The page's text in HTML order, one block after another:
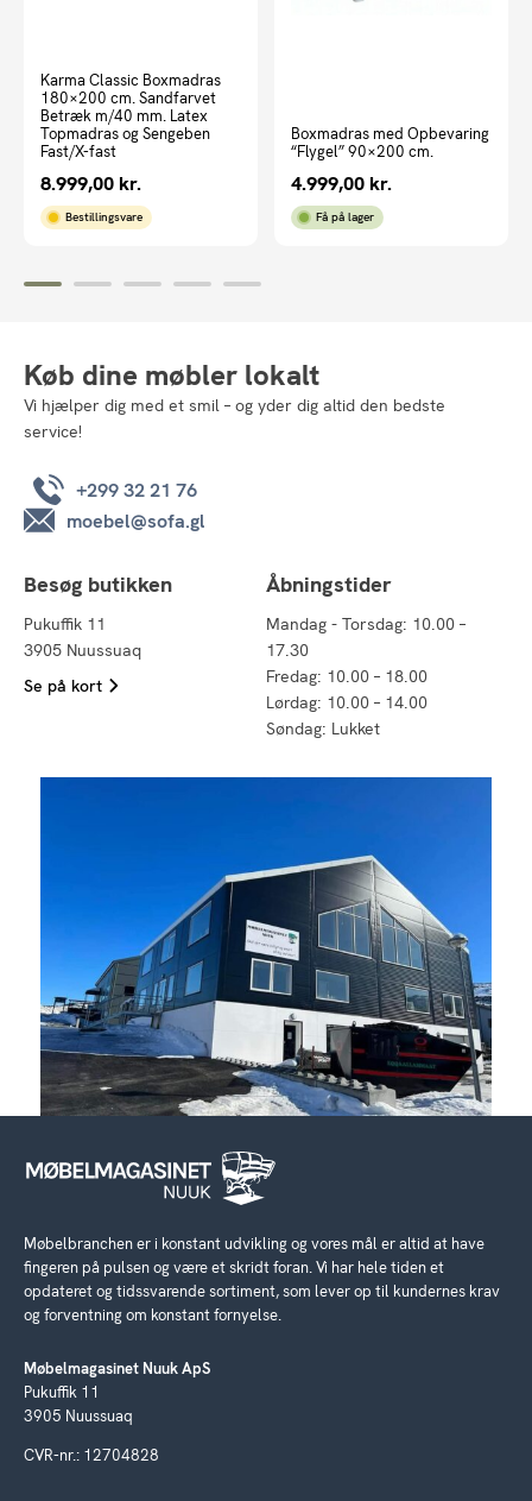
Karma Classic Boxmadras
180×200 cm. Sandfarvet
Betræk m/40 mm. Latex
Topmadras og Sengeben
Fast/X-fast
8.999,00 kr.
Bestillingsvare
Boxmadras med Opbevaring
“Flygel” 90×200 cm.
4.999,00 kr.
Få på lager
Køb dine møbler lokalt
Vi hjælper dig med et smil – og yder dig altid den bedste
service!
+299 32 21 76
moebel@sofa.gl
Besøg butikken
Pukuffik 11
3905 Nuussuaq
Se på kort
Åbningstider
Mandag - Torsdag: 10.00 –
17.30
Fredag: 10.00 – 18.00
Lørdag: 10.00 – 14.00
Søndag: Lukket
Møbelbranchen er i konstant udvikling og vores mål er altid at have
fingeren på pulsen og være et skridt foran. Vi har hele tiden et
opdateret og tidssvarende sortiment, som lever op til kundernes krav
og forventning om konstant fornyelse.
Møbelmagasinet Nuuk ApS
Pukuffik 11
3905 Nuussuaq
CVR-nr.: 12704828